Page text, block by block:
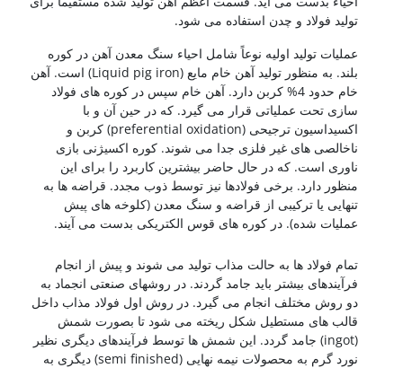
تولید فولاد و چدن استفاده می شود.
عملیات تولید اولیه نوعاً شامل احیاء سنگ معدن آهن در کوره
بلند. به منظور تولید آهن خام مایع (Liquid pig iron) است. آهن
خام حدود 4% کربن دارد. آهن خام سپس در کوره های فولاد
سازی تحت عملیاتی قرار می گیرد. که در حین آن و با
اکسیداسیون ترجیحی (preferential oxidation) کربن و
ناخالصی های غیر فلزی جدا می شوند. کوره اکسیژنی بازی
ناوری است. که در حال حاضر بیشترین کاربرد را برای این
منظور دارد. برخی فولادها نیز توسط ذوب مجدد. قراضه ها به
تنهایی یا ترکیبی از قراضه و سنگ معدن (کلوخه های پیش
عملیات شده). در کوره های قوس الکتریکی بدست می آیند.
تمام فولاد ها به حالت مذاب تولید می شوند و پیش از انجام
فرآیندهای بیشتر باید جامد گردند. در روشهای صنعتی انجماد به
دو روش مختلف انجام می گیرد. در روش اول فولاد مذاب داخل
قالب های مستطیل شکل ریخته می شود تا بصورت شمش
(ingot) جامد گردد. این شمش ها توسط فرآیندهای دیگری نظیر
نورد گرم به محصولات نیمه نهایی (semi finished) دیگری به